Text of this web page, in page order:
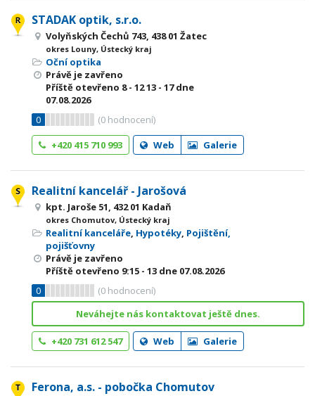
STADAK optik, s.r.o.
Volyňských Čechů 743, 438 01 Žatec
okres Louny, Ústecký kraj
Oční optika
Právě je zavřeno
Příště otevřeno 8 - 1213 - 17dne
07.08.2026
0
(0 hodnocení)
+420 415 710 993
Web Galerie
Realitní kancelář - Jarošová
kpt. Jaroše 51, 432 01 Kadaň
okres Chomutov, Ústecký kraj
Realitní kanceláře, Hypotéky, Pojištění,
pojišťovny
Právě je zavřeno
Příště otevřeno 9:15 - 13 dne 07.08.2026
0
(0 hodnocení)
Neváhejte nás kontaktovat ještě dnes.
+420 731 612 547 Web Galerie
Ferona, a.s. - pobočka Chomutov